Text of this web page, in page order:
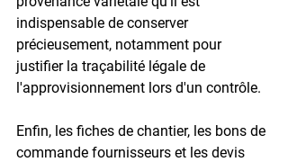
indispensable de conserver
précieusement, notamment pour
justifier la traçabilité légale de
l'approvisionnement lors d'un contrôle.
Enfin, les fiches de chantier, les bons de
commande fournisseurs et les devis